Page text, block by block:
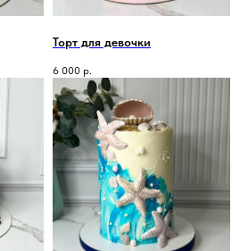
Торт для девочки
6 000 р.